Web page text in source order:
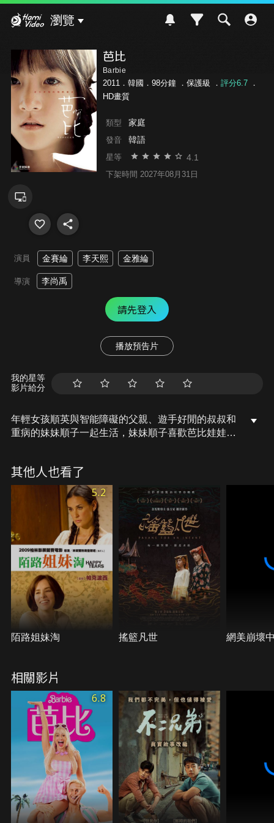
瀏覽
芭比
Barbie
2011．韓國．98分鐘 ． 保護級 ． 評分6.7．
HD畫質
類型 家庭
發音 韓語
星等 4.1
下架時間 2027年08月31日
演員 金賽綸 李天熙 金雅綸
導演 李尚禹
請先登入
播放預告片
我的星等
影片給分
年輕女孩順英與智能障礙的父親、遊手好閒的叔叔和
重病的妹妹順子一起生活，妹妹順子喜歡芭比娃娃夢
其他人也看了
5.2
陌路姐妹淘 搖籃凡世 網美崩壞
相關影片
6.8